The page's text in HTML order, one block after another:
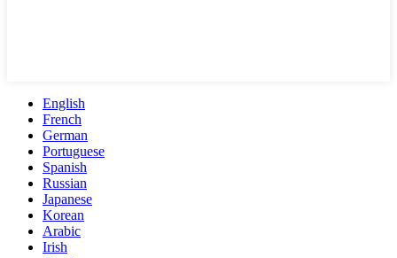
English
French
German
Portuguese
Spanish
Russian
Japanese
Korean
Arabic
Irish